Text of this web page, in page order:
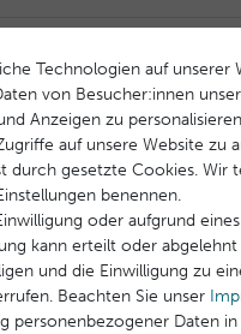
Technologien auf unserer
von Besucher:innen
Anzeigen zu
auf unsere Website zu
durch gesetzte Cookies. Wir
benennen.
oder aufgrund
kann erteilt oder abgelehnt
und die Einwilligung zu
Beachten Sie unser
personenbezogener Daten in